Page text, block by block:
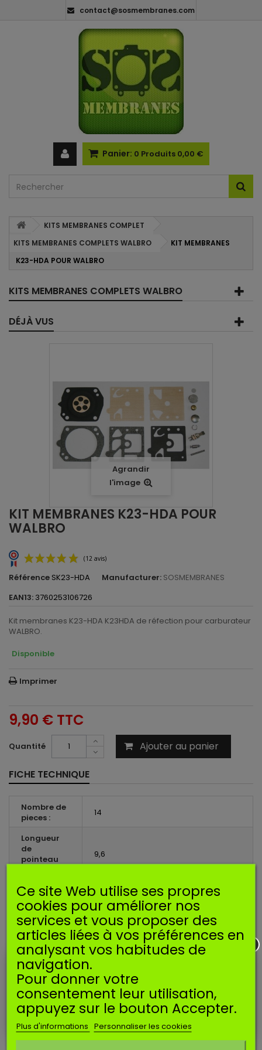
contact@sosmembranes.com
Panier: 0 Produits 0,00 €
KITS MEMBRANES COMPLET
KITS MEMBRANES COMPLETS WALBRO
KIT MEMBRANES
K23-HDA POUR WALBRO
KITS MEMBRANES COMPLETS WALBRO
DÉJÀ VUS
Agrandir
l'image
KIT MEMBRANES K23-HDA POUR
WALBRO
Référence SK23-HDA Manufacturer: SOSMEMBRANES
EAN13: 3760253106726
Kit membranes K23-HDA K23HDA de réfection pour carburateur
WALBRO.
Disponible
Imprimer
9,90 € TTC
Quantité Ajouter au panier
FICHE TECHNIQUE
Nombre de
pieces :
14
Longueur
de
pointeau
9,6
Ressort de
levier de
pointeau :
non
Axe de
levier de
pointeau :
oui
EN SAVOIR PLUS
Kit complet de réfection pour carburateur WALBRO.
Ce site Web utilise ses propres
cookies pour améliorer nos
services et vous proposer des
articles liées à vos préférences en
analysant vos habitudes de
navigation.
Pour donner votre
consentement leur utilisation,
appuyez sur le bouton Accepter.
Plus d'informations Personnaliser les cookies